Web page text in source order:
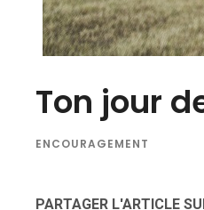
Ton jour
ENCOURAGEMENT
PARTAGER L'ARTICLE